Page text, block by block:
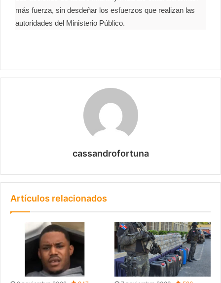
más fuerza, sin desdeñar los esfuerzos que realizan las
autoridades del Ministerio Público.
cassandrofortuna
Artículos relacionados